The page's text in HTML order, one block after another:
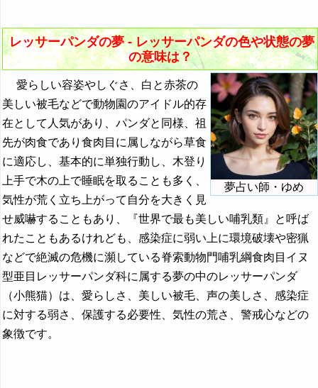
32. レッサーパンダの群れの夢 - 群れに対する感情
『な行』の夢
『は』から始まる夢
『ひ』から始まる夢
『ふ～ほ』の夢
『ま行』の夢
『や行』の夢
『ら行』の夢
・・・
レジの夢・出納係の夢の夢占い
レズ→同性愛の夢の夢占い
レストランの夢の夢占い
レスリングの夢→スポーツの夢
レッサーパンダの夢 - レッサーパンダの色や状態の夢
の意味は？
夢占い師・ゆめ
愛らしい容姿やしぐさ、白と赤茶の
美しい被毛などで動物園のアイドル的存
在として人気があり、パンダと同様、祖
先が肉食であり食肉目に属しながら草食
に適応し、基本的に単独行動し、木登り
上手で木の上で睡眠を取ることも多く、
気性が荒く立ち上がって自分を大きく見
せ威嚇することもあり、『世界で最も美しい哺乳類』と呼ば
れたこともあるけれども、感染症に弱い上に環境破壊や密猟
などで絶滅の危機に瀕している脊索動物門哺乳綱食肉目イヌ
型亜目レッサーパンダ科に属する夢の中のレッサーパンダ
（小熊猫）は、愛らしさ、美しい被毛、声の美しさ、感染症
に対する弱さ、保護する必要性、気性の荒さ、警戒心などの
象徴です。